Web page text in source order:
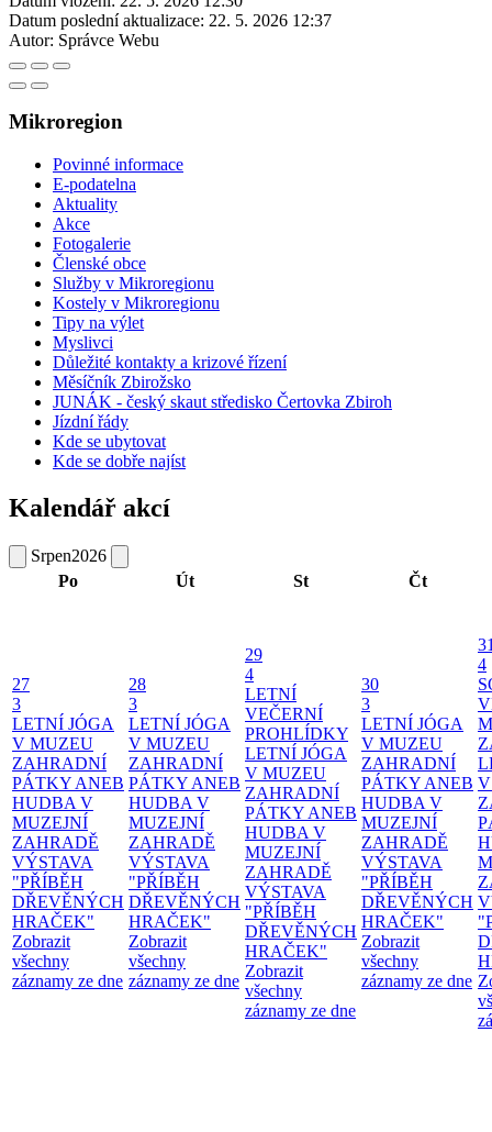
Datum poslední aktualizace: 22. 5. 2026 12:37
Autor: Správce Webu
Mikroregion
Povinné informace
E-podatelna
Aktuality
Akce
Fotogalerie
Členské obce
Služby v Mikroregionu
Kostely v Mikroregionu
Tipy na výlet
Myslivci
Důležité kontakty a krizové řízení
Měsíčník Zbirožsko
JUNÁK - český skaut středisko Čertovka Zbiroh
Jízdní řády
Kde se ubytovat
Kde se dobře najíst
Kalendář akcí
Srpen2026
Po
Út St Čt
27
3
LETNÍ JÓGA
V MUZEU
ZAHRADNÍ
PÁTKY ANEB
HUDBA V
MUZEJNÍ
ZAHRADĚ
VÝSTAVA
"PŘÍBĚH
DŘEVĚNÝCH
HRAČEK"
Zobrazit
všechny
záznamy ze dne
28
3
LETNÍ JÓGA
V MUZEU
ZAHRADNÍ
PÁTKY ANEB
HUDBA V
MUZEJNÍ
ZAHRADĚ
VÝSTAVA
"PŘÍBĚH
DŘEVĚNÝCH
HRAČEK"
Zobrazit
všechny
záznamy ze dne
29
4
LETNÍ
VEČERNÍ
PROHLÍDKY
LETNÍ JÓGA
V MUZEU
ZAHRADNÍ
PÁTKY ANEB
HUDBA V
MUZEJNÍ
ZAHRADĚ
VÝSTAVA
"PŘÍBĚH
DŘEVĚNÝCH
HRAČEK"
Zobrazit
všechny
záznamy ze dne
30
3
LETNÍ JÓGA
V MUZEU
ZAHRADNÍ
PÁTKY ANEB
HUDBA V
MUZEJNÍ
ZAHRADĚ
VÝSTAVA
"PŘÍBĚH
DŘEVĚNÝCH
HRAČEK"
Zobrazit
všechny
záznamy ze dne
4